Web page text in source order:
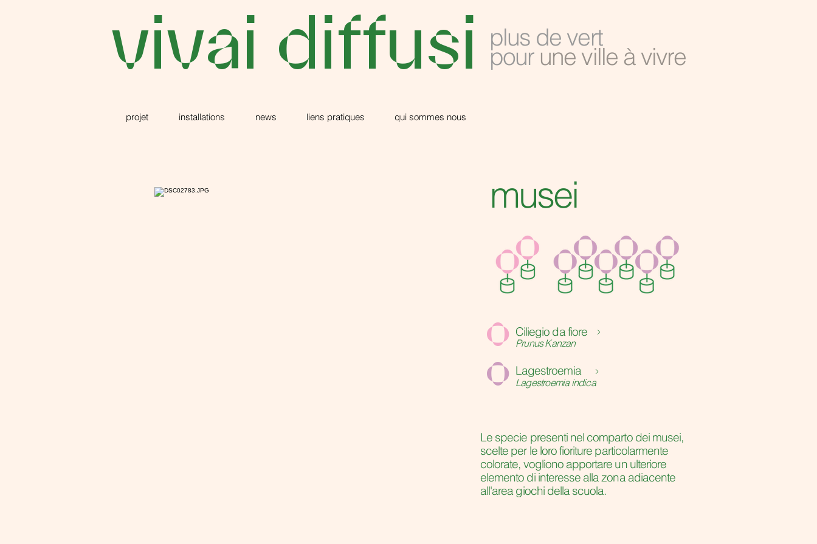
vivai diffusi
projet installations news liens pratiques qui sommes nous
plus de vert
pour une ville à vivre
musei
o
o Ciliegio da fiore
Prunus Kanzan
Lagestroemia
Lagestroemia indica
Le specie presenti nel comparto dei musei,
scelte per le loro fioriture particolarmente
colorate, vogliono apportare un ulteriore
elemento di interesse alla zona adiacente
all'area giochi della scuola.